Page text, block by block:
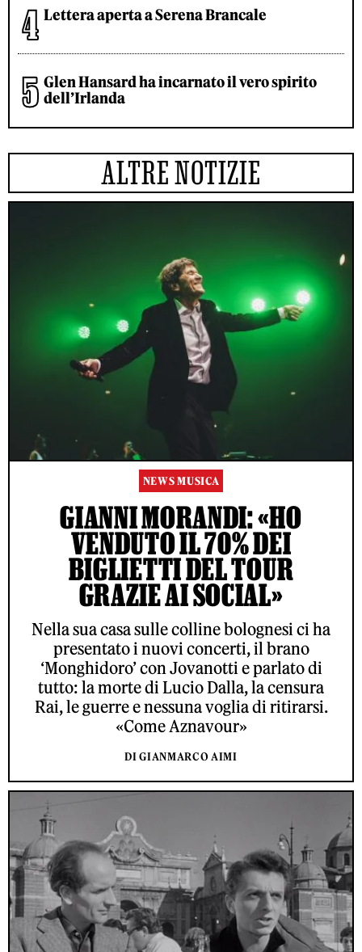
Lettera aperta a Serena Brancale
Glen Hansard ha incarnato il vero spirito
dell’Irlanda
ALTRE NOTIZIE
NEWS MUSICA
GIANNI MORANDI: «HO
VENDUTO IL 70% DEI
BIGLIETTI DEL TOUR
GRAZIE AI SOCIAL»
Nella sua casa sulle colline bolognesi ci ha
presentato i nuovi concerti, il brano
‘Monghidoro’ con Jovanotti e parlato di
tutto: la morte di Lucio Dalla, la censura
Rai, le guerre e nessuna voglia di ritirarsi.
«Come Aznavour»
DI GIANMARCO AIMI